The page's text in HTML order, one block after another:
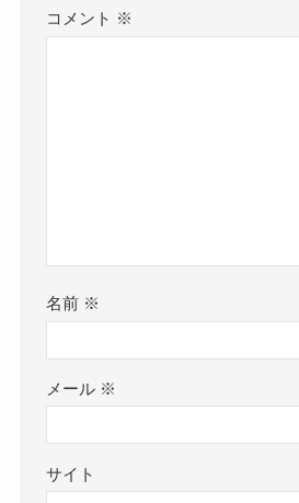
コメント ※
名前 ※
メール ※
サイト